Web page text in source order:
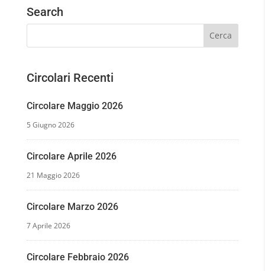
Search
Circolari Recenti
Circolare Maggio 2026
5 Giugno 2026
Circolare Aprile 2026
21 Maggio 2026
Circolare Marzo 2026
7 Aprile 2026
Circolare Febbraio 2026